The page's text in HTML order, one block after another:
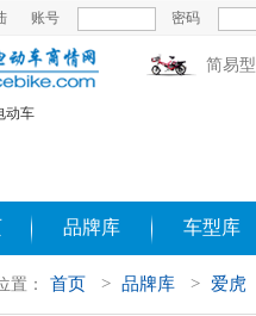
账号 密码
简易型
品牌库 车型库
置： 首页 > 品牌库 > 爱虎